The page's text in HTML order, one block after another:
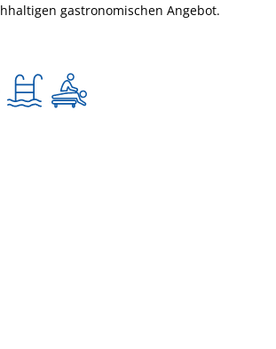
gastronomischen Angebot.